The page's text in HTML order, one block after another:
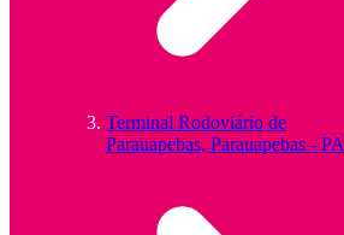
Terminal Rodoviário de
Parauapebas, Parauapebas - PA